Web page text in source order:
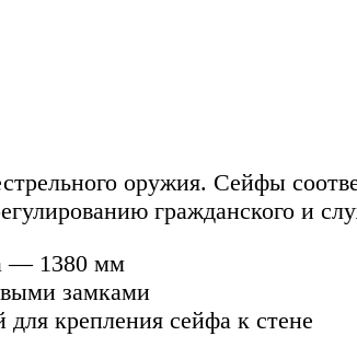
оружия. Сейфы
гражданского и
— 1380 мм
замками
крепления сейфа к стене